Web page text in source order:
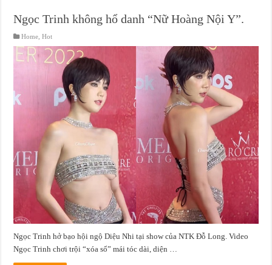
Ngọc Trinh không hổ danh “Nữ Hoàng Nội Y”.
Home ,Hot
Ngọc Trinh hở bạo hội ngộ Diệu Nhi tại show của NTK Đỗ Long. Video
Ngọc Trinh chơi trội “xóa sổ” mái tóc dài, diện …